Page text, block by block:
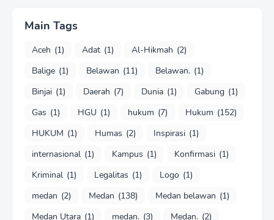
Main Tags
Aceh (1) Adat (1) Al-Hikmah (2)
Balige (1) Belawan (11) Belawan. (1)
Binjai (1) Daerah (7) Dunia (1) Gabung (1)
Gas (1) HGU (1) hukum (7) Hukum (152)
HUKUM (1) Humas (2) Inspirasi (1)
internasional (1) Kampus (1) Konfirmasi (1)
Kriminal (1) Legalitas (1) Logo (1)
medan (2) Medan (138) Medan belawan (1)
Medan Utara (1) medan. (3) Medan. (2)